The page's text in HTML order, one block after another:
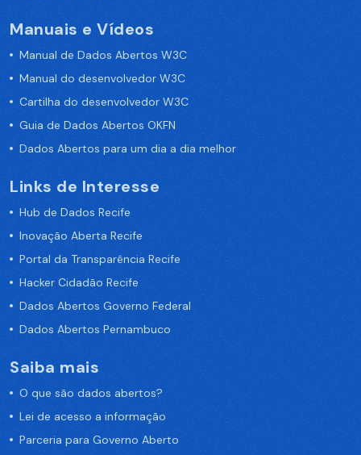
Manuais e Vídeos
Manual de Dados Abertos W3C
Manual do desenvolvedor W3C
Cartilha do desenvolvedor W3C
Guia de Dados Abertos OKFN
Dados Abertos para um dia a dia melhor
Links de Interesse
Hub de Dados Recife
Inovação Aberta Recife
Portal da Transparência Recife
Hacker Cidadão Recife
Dados Abertos Governo Federal
Dados Abertos Pernambuco
Saiba mais
O que são dados abertos?
Lei de acesso a informação
Parceria para Governo Aberto